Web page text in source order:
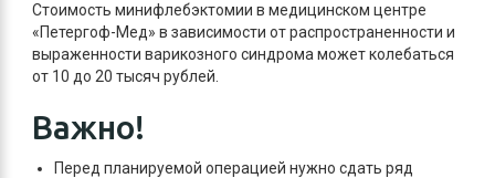
Стоимость минифлебэктомии в медицинском центре
«Петергоф-Мед» в зависимости от распространенности и
выраженности варикозного синдрома может колебаться
от 10 до 20 тысяч рублей.
Важно!
Перед планируемой операцией нужно сдать ряд